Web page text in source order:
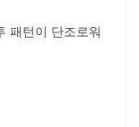
패턴이 단조로워